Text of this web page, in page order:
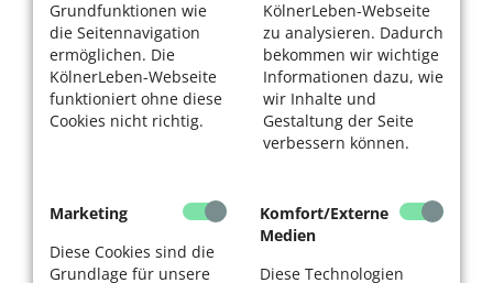
Grundfunktionen wie
die Seitennavigation
ermöglichen. Die
KölnerLeben-Webseite
funktioniert ohne diese
Cookies nicht richtig.
KölnerLeben-Webseite
zu analysieren. Dadurch
bekommen wir wichtige
Informationen dazu, wie
wir Inhalte und
Gestaltung der Seite
verbessern können.
Marketing
Diese Cookies sind die
Grundlage für unsere
Komfort/Externe
Medien
Diese Technologien